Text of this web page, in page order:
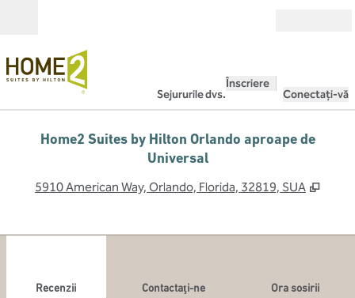
Sejururile dvs.
Înscriere
Conectați-vă
Home2 Suites by Hilton Orlando aproape de
Universal
5910 American Way, Orlando, Florida, 32819, SUA ,
Recenzii Contactaţi-ne
Ora sosirii